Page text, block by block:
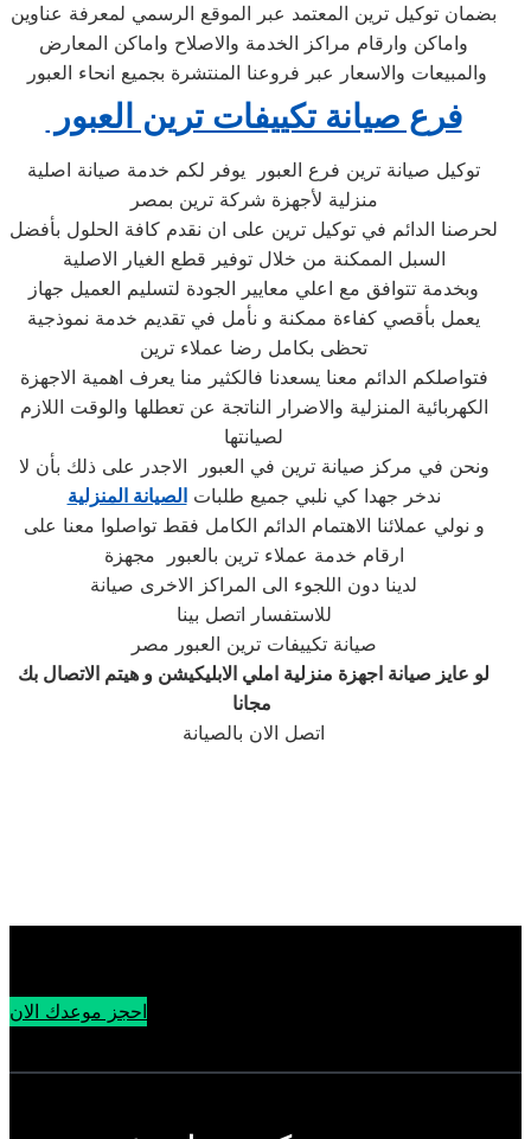
بضمان توكيل ترين المعتمد عبر الموقع الرسمي لمعرفة عناوين
واماكن وارقام مراكز الخدمة والاصلاح واماكن المعارض
والمبيعات والاسعار عبر فروعنا المنتشرة بجميع انحاء العبور ‏
فرع صيانة تكييفات ترين العبور ‏
توكيل صيانة ترين فرع العبور ‏ يوفر لكم خدمة صيانة اصلية
منزلية لأجهزة شركة ترين بمصر
لحرصنا الدائم في توكيل ترين على ان نقدم كافة الحلول بأفضل
السبل الممكنة من خلال توفير قطع الغيار الاصلية
وبخدمة تتوافق مع اعلي معايير الجودة لتسليم العميل جهاز
يعمل بأقصي كفاءة ممكنة و نأمل في تقديم خدمة نموذجية
تحظى بكامل رضا عملاء ترين
فتواصلكم الدائم معنا يسعدنا فالكثير منا يعرف اهمية الاجهزة
الكهربائية المنزلية والاضرار الناتجة عن تعطلها والوقت اللازم
لصيانتها
ونحن في مركز صيانة ترين في العبور ‏ الاجدر على ذلك بأن لا
ندخر جهدا كي نلبي جميع طلباتالصيانة المنزلية
و نولي عملائنا الاهتمام الدائم الكامل فقط تواصلوا معنا على
ارقام خدمة عملاء ترين بالعبور ‏ مجهزة
لدينا دون اللجوء الى المراكز الاخرى صيانة
للاستفسار اتصل بينا
صيانة تكييفات ترين العبور مصر
لو عايز صيانة اجهزة منزلية املي الابليكيشن و هيتم الاتصال بك
اتصل الان بالصيانة
احجز موعدك الان